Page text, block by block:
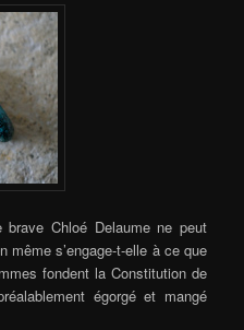
Chloé Delaume ne peut
même s’engage-t-elle à ce que
fondent la Constitution de
égorgé et mangé